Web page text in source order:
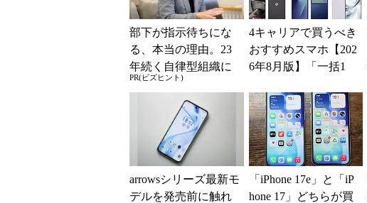
部下が指示待ちにな
る、本当の理由。23
年続く自律型組織に
共通する「3つの要
PR(ビズヒント)
4キャリアで買うべき
おすすめスマホ【202
6年8月版】「一括1
得なiPhone／...
arrowsシリーズ最新モ
デルを発売前に触れ
「iPhone 17e」と「iP
hone 17」どちらが買